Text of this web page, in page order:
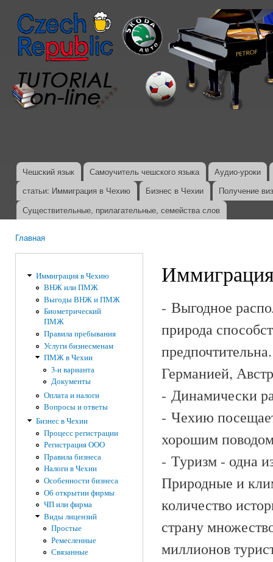
Главное меню
Чешский язык Самоучитель чешского языка
Аудио-уроки
статьи: Иммиграция в Чехию
Бизнес в Чехии
Получение
Существительные, прилагательные, семейства слов
Главная
Иммиграция в Чехию
ВНЖ или ПМЖ
Выгоды ВНЖ и ПМЖ
Биометрический
ПМЖ
Правила пребывания
Услуги бизнесменам
ПМЖ в Чехии
3-и варианта
Документы
Оплата и налоги
Вопросы и ответы
Бизнес в Чехии
Процесс регистрации
Регистрация ООО
Правила бизнеса
Налоги в Чехии
Особенности бизнеса
Об открытии фирмы
ЧП или фирма
Виды лицензий
Простые
Ремесленные
Связанные
- Выгодное
природа
Германией,
- Динамически
- Чехию
хорошим
- Туризм - одна
Природные и
количество
страну
миллионов